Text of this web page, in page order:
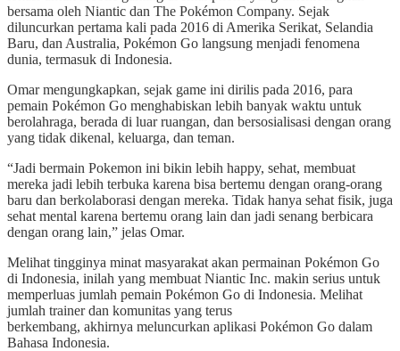
bersama oleh Niantic dan The Pokémon Company. Sejak
diluncurkan pertama kali pada 2016 di Amerika Serikat, Selandia
Baru, dan Australia, Pokémon Go langsung menjadi fenomena
dunia, termasuk di Indonesia.
Omar mengungkapkan, sejak game ini dirilis pada 2016, para
pemain Pokémon Go menghabiskan lebih banyak waktu untuk
berolahraga, berada di luar ruangan, dan bersosialisasi dengan orang
yang tidak dikenal, keluarga, dan teman.
“Jadi bermain Pokemon ini bikin lebih happy, sehat, membuat
mereka jadi lebih terbuka karena bisa bertemu dengan orang-orang
baru dan berkolaborasi dengan mereka. Tidak hanya sehat fisik, juga
sehat mental karena bertemu orang lain dan jadi senang berbicara
dengan orang lain,” jelas Omar.
Melihat tingginya minat masyarakat akan permainan Pokémon Go
di Indonesia, inilah yang membuat Niantic Inc. makin serius untuk
memperluas jumlah pemain Pokémon Go di Indonesia. Melihat
jumlah trainer dan komunitas yang terus
berkembang, akhirnya meluncurkan aplikasi Pokémon Go dalam
Bahasa Indonesia.